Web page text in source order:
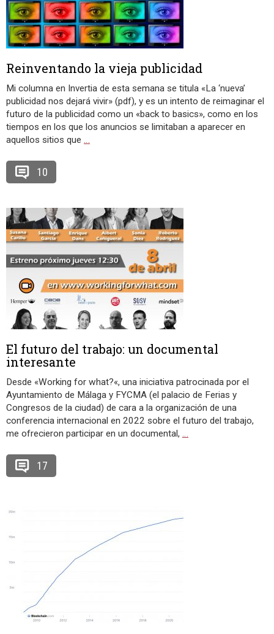
Reinventando la vieja publicidad
Mi columna en Invertia de esta semana se titula «La ‘nueva’
publicidad nos dejará vivir» (pdf), y es un intento de reimaginar el
futuro de la publicidad como un «back to basics», como en los
tiempos en los que los anuncios se limitaban a aparecer en
aquellos sitios que …
10
El futuro del trabajo: un documental
interesante
Desde «Working for what?«, una iniciativa patrocinada por el
Ayuntamiento de Málaga y FYCMA (el palacio de Ferias y
Congresos de la ciudad) de cara a la organización de una
conferencia internacional en 2022 sobre el futuro del trabajo,
me ofrecieron participar en un documental, …
17